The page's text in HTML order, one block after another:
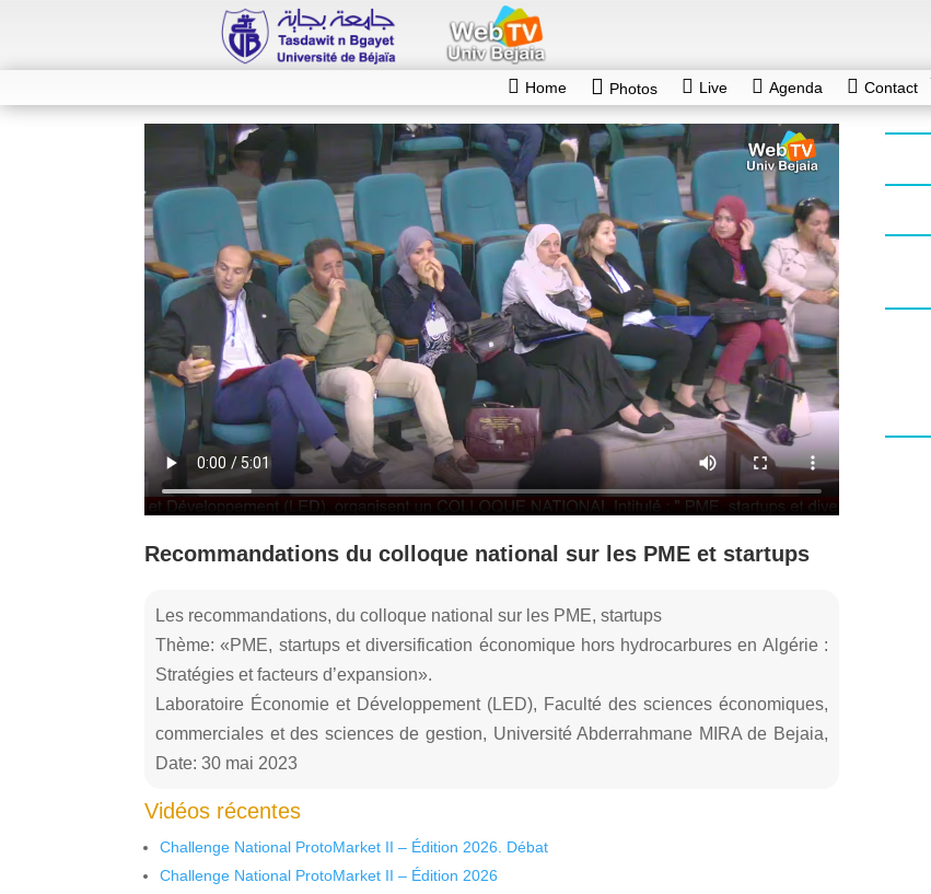
Home Photos Live Agenda Contact
Recommandations du colloque national sur les PME et startups
Les recommandations, du colloque national sur les PME, startups
Thème: «PME, startups et diversification économique hors hydrocarbures en Algérie :
Stratégies et facteurs d’expansion».
Laboratoire Économie et Développement (LED), Faculté des sciences économiques,
commerciales et des sciences de gestion, Université Abderrahmane MIRA de Bejaia,
Date: 30 mai 2023
Vidéos récentes
Challenge National ProtoMarket II – Édition 2026. Débat
Challenge National ProtoMarket II – Édition 2026